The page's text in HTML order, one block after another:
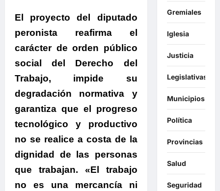
El proyecto del diputado
peronista reafirma el
carácter de orden público
social del Derecho del
Trabajo, impide su
degradación normativa y
garantiza que el progreso
tecnológico y productivo
no se realice a costa de la
dignidad de las personas
que trabajan. «El trabajo
no es una mercancía ni
Gremiales
Iglesia
Justicia
Legislativas
Municipios
Política
Provincias
Salud
Seguridad